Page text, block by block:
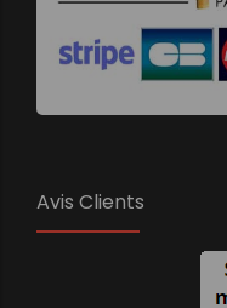
Avis Clients